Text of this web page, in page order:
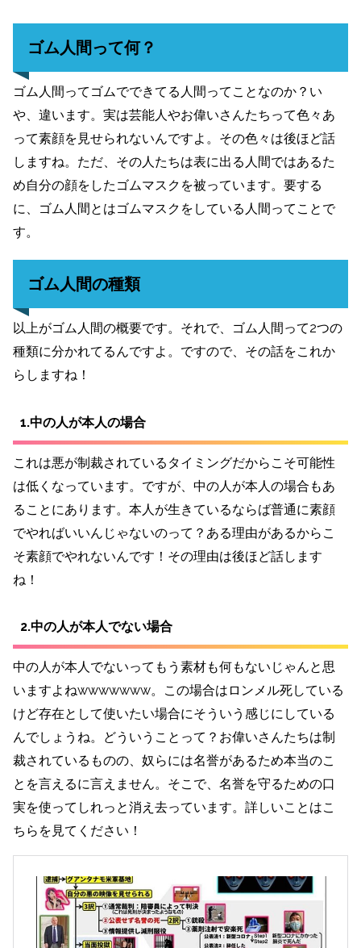
ゴム人間って何？
ゴム人間ってゴムでできてる人間ってことなのか？い
や、違います。実は芸能人やお偉いさんたちって色々あ
って素顔を見せられないんですよ。その色々は後ほど話
しますね。ただ、その人たちは表に出る人間ではあるた
め自分の顔をしたゴムマスクを被っています。要する
に、ゴム人間とはゴムマスクをしている人間ってことで
す。
ゴム人間の種類
以上がゴム人間の概要です。それで、ゴム人間って2つの
種類に分かれてるんですよ。ですので、その話をこれか
らしますね！
1.中の人が本人の場合
これは悪が制裁されているタイミングだからこそ可能性
は低くなっています。ですが、中の人が本人の場合もあ
ることにあります。本人が生きているならば普通に素顔
でやればいいんじゃないのって？ある理由があるからこ
そ素顔でやれないんです！その理由は後ほど話します
ね！
2.中の人が本人でない場合
中の人が本人でないってもう素材も何もないじゃんと思
いますよねwwwwwww。この場合はロンメル死している
けど存在として使いたい場合にそういう感じにしている
んでしょうね。どういうことって？お偉いさんたちは制
裁されているものの、奴らには名誉があるため本当のこ
とを言えるに言えません。そこで、名誉を守るための口
実を使ってしれっと消え去っています。詳しいことはこ
ちらを見てください！